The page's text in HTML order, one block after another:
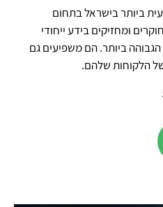
ביותר בישראל בתחום
ומחזיקים בידע ייחודי
ביותר. הם משפיעים גם
הלקוחות שלהם.